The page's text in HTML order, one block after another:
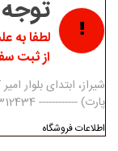
توجه
لطفا به
از ثبت
شیراز، ابتدای بلوار
پارت) ------------ 07138312434-5 - 09179250043
اطلاعات فروشگاه